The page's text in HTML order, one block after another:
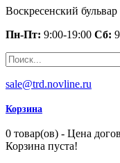
Воскресенский бульвар
Пн-Пт: 9:00-19:00 Сб:
sale@trd.novline.ru
Корзина
0 товар(ов) - Цена
Корзина пуста!